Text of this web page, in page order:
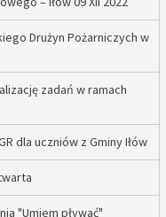
Drużyn Pożarniczych w
zadań w ramach
dla uczniów z Gminy Iłów
"Umiem pływać"